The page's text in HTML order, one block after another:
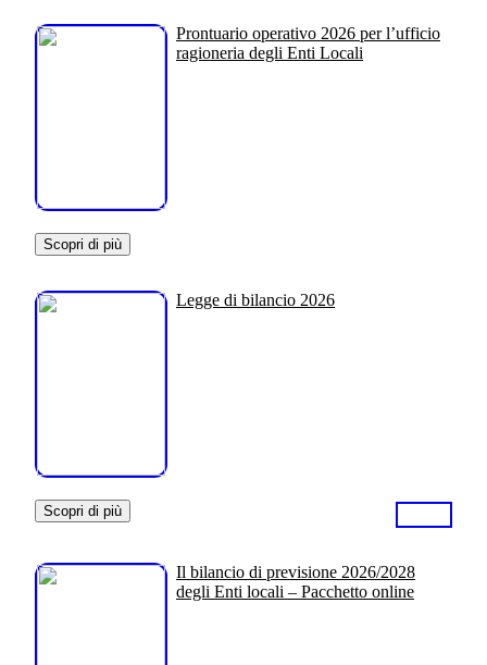
Prontuario operativo 2026 per l’ufficio
ragioneria degli Enti Locali
Scopri di più
Legge di bilancio 2026
Scopri di più
Il bilancio di previsione 2026/2028
degli Enti locali – Pacchetto online